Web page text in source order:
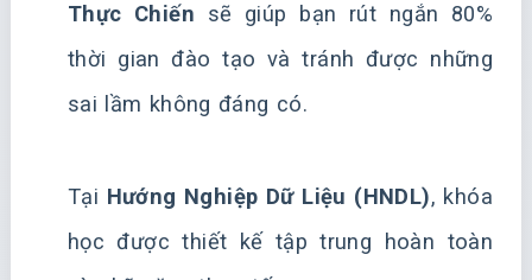
Thực Chiến sẽ giúp bạn rút ngắn 80%
thời gian đào tạo và tránh được những
sai lầm không đáng có.
Tại Hướng Nghiệp Dữ Liệu (HNDL), khóa
học được thiết kế tập trung hoàn toàn